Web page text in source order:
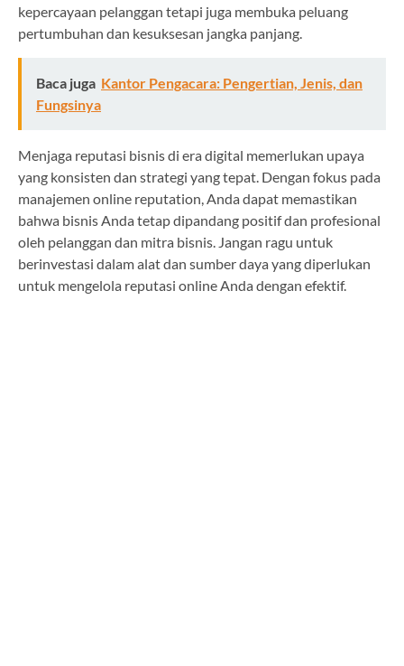
kepercayaan pelanggan tetapi juga membuka peluang
pertumbuhan dan kesuksesan jangka panjang.
Baca juga Kantor Pengacara: Pengertian, Jenis, dan
Fungsinya
Menjaga reputasi bisnis di era digital memerlukan upaya
yang konsisten dan strategi yang tepat. Dengan fokus pada
manajemen online reputation, Anda dapat memastikan
bahwa bisnis Anda tetap dipandang positif dan profesional
oleh pelanggan dan mitra bisnis. Jangan ragu untuk
berinvestasi dalam alat dan sumber daya yang diperlukan
untuk mengelola reputasi online Anda dengan efektif.